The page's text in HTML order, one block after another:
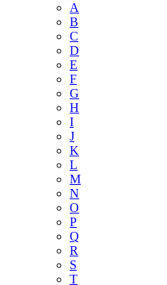
A
B
C
D
E
F
G
H
I
J
K
L
M
N
O
P
Q
R
S
T